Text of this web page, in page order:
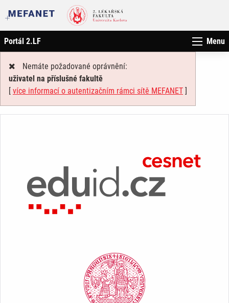
Portál 2.LF Menu
Nemáte požadované oprávnění:
uživatel na příslušné fakultě
[ více informací o autentizačním rámci sítě MEFANET ]